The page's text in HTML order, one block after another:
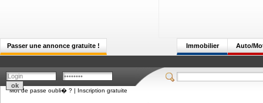
Passer une annonce gratuite ! Auto/
Immobilier
Mot de passe oubli� ? | Inscription gratuite